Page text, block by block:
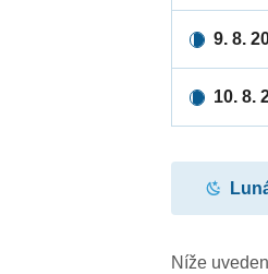
9. 8.
10. 8.
Níže